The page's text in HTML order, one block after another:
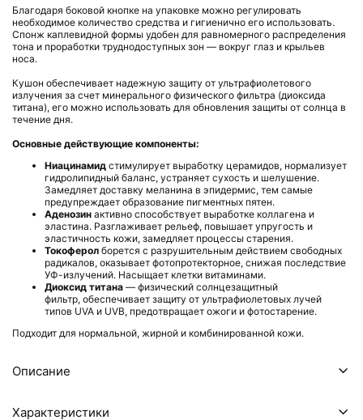
Благодаря боковой кнопке на упаковке можно регулировать
необходимое количество средства и гигиенично его использовать.
Спонж каплевидной формы удобен для равномерного распределения
тона и проработки труднодоступных зон — вокруг глаз и крыльев
носа.
Кушон обеспечивает надежную защиту от ультрафиолетового
излучения за счет минерального физического фильтра (диоксида
титана), его можно использовать для обновления защиты от солнца в
течение дня.
Основные действующие компоненты:
Ниацинамид стимулирует выработку церамидов, нормализует
гидролипидный баланс, устраняет сухость и шелушение.
Замедляет доставку меланина в эпидермис, тем самые
предупреждает образование пигментных пятен.
Аденозин активно способствует выработке коллагена и
эластина. Разглаживает рельеф, повышает упругость и
эластичность кожи, замедляет процессы старения.
Токоферол борется с разрушительным действием свободных
радикалов, оказывает фотопротекторное, снижая последствие
УФ-излучений. Насыщает клетки витаминами.
Диоксид титана — физический солнцезащитный
фильтр, обеспечивает защиту от ультрафиолетовых лучей
типов UVA и UVB, предотвращает ожоги и фотостарение.
Подходит для нормальной, жирной и комбинированной кожи.
Описание
Характеристики